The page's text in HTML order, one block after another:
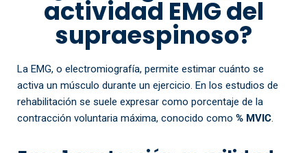
actividad EMG del
supraespinoso?
La EMG, o electromiografía, permite estimar cuánto se
activa un músculo durante un ejercicio. En los estudios de
rehabilitación se suele expresar como porcentaje de la
contracción voluntaria máxima, conocido como % MVIC.